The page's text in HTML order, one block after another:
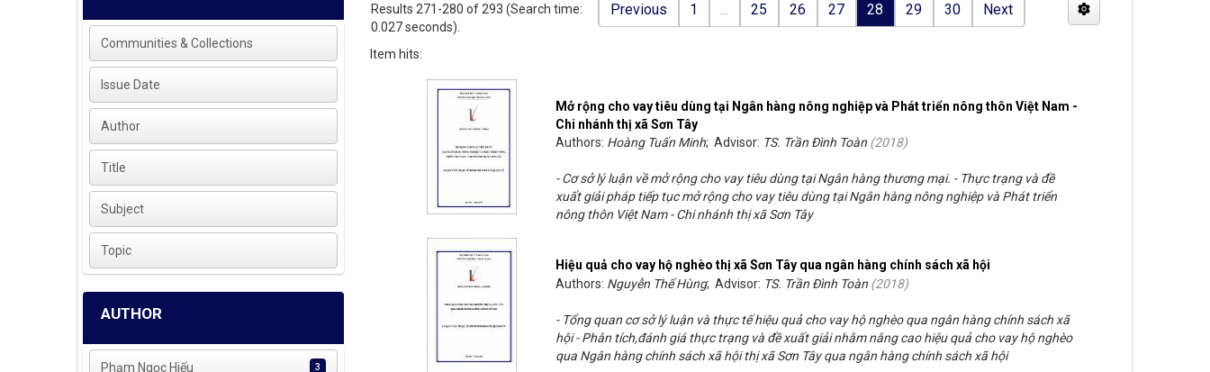
Communities & Collections
Issue Date
Author
Title
Subject
Topic
AUTHOR
Phạm Ngọc Hiếu 3
Results 271-280 of 293 (Search time:
0.027 seconds).
Previous 1 ... 25 26 27 28 29 30 Next
Item hits:
Mở rộng cho vay tiêu dùng tại Ngân hàng nông nghiệp và Phát triển nông thôn Việt Nam -
Chi nhánh thị xã Sơn Tây
Authors: Hoàng Tuấn Minh; Advisor: TS. Trần Đình Toàn (2018)
- Cơ sở lý luận về mở rộng cho vay tiêu dùng tại Ngân hàng thương mại. - Thực trạng và đề
xuất giải pháp tiếp tục mở rộng cho vay tiêu dùng tại Ngân hàng nông nghiệp và Phát triển
nông thôn Việt Nam - Chi nhánh thị xã Sơn Tây
Hiệu quả cho vay hộ nghèo thị xã Sơn Tây qua ngân hàng chính sách xã hội
Authors: Nguyễn Thế Hùng; Advisor: TS. Trần Đình Toàn (2018)
- Tổng quan cơ sở lý luận và thực tế hiệu quả cho vay hộ nghèo qua ngân hàng chính sách xã
hội - Phân tích,đánh giá thực trạng và đề xuất giải nhằm nâng cao hiệu quả cho vay hộ nghèo
qua Ngân hàng chính sách xã hội thị xã Sơn Tây qua ngân hàng chính sách xã hội